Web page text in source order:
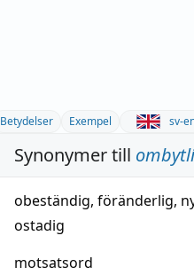
Betydelser Exempel sv-
Synonymer till
obeständig, föränderlig,
ostadig
motsatsord